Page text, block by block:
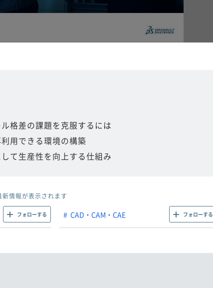
格差の課題を克服するには
用できる環境の構築
て生産性を向上する仕組み
情報が表示されます
フォローする CAD・CAM・CAE フォローする